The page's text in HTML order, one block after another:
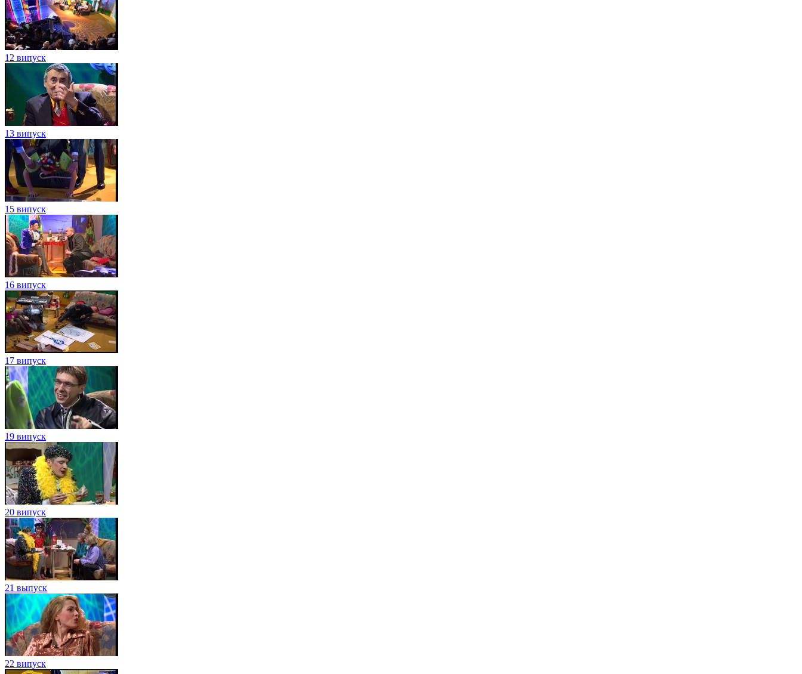
12 випуск
13 випуск
15 випуск
16 випуск
17 випуск
19 випуск
20 випуск
21 выпуск
22 випуск